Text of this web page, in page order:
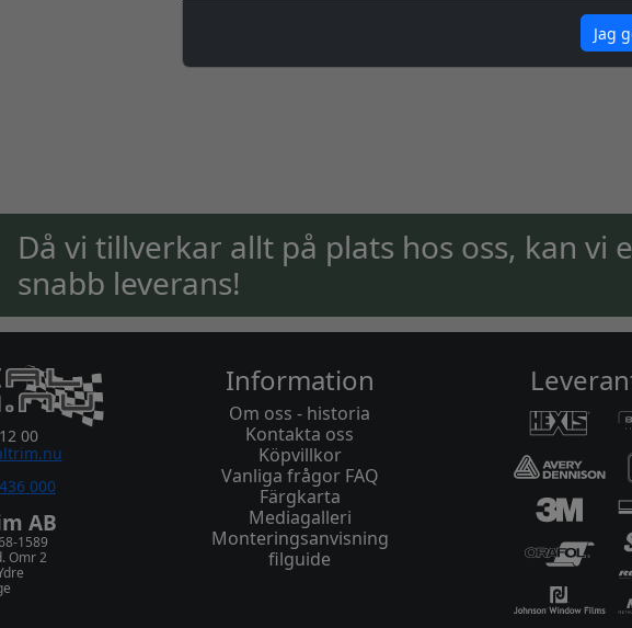
Jag
Då vi tillverkar allt på plats hos oss, kan vi
snabb leverans!
00
436 000
AB
1589
Omr 2
Information
Om oss - historia
Kontakta oss
Köpvillkor
Vanliga frågor FAQ
Färgkarta
Mediagalleri
Monteringsanvisning
filguide